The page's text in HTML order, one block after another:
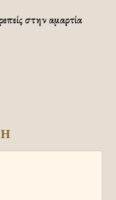
στην αμαρτία